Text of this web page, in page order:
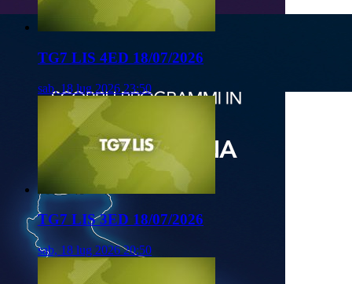
TG7 LIS 4ED 18/07/2026
sab, 18 lug 2026 23:50
TG7 LIS 3ED 18/07/2026
sab, 18 lug 2026 20:50